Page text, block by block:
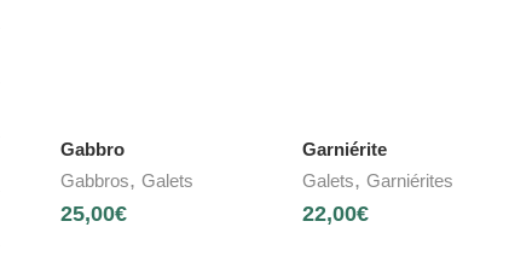
Gabbro
Gabbros, Galets
25,00€
Garniérite
Galets, Garniérites
22,00€